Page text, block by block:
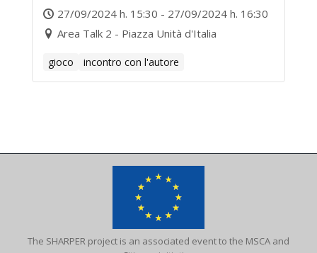
27/09/2024 h. 15:30 - 27/09/2024 h. 16:30
Area Talk 2 - Piazza Unità d'Italia
gioco incontro con l'autore
The SHARPER project is an associated event to the MSCA and